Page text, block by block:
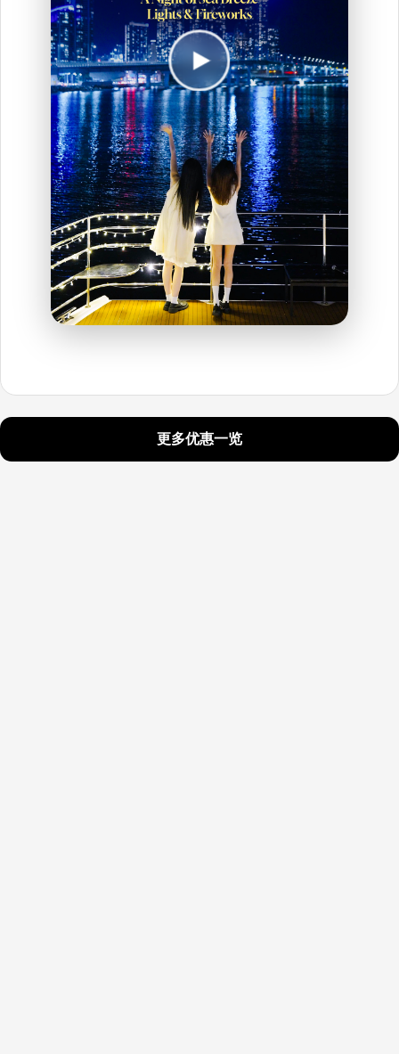
更多优惠一览